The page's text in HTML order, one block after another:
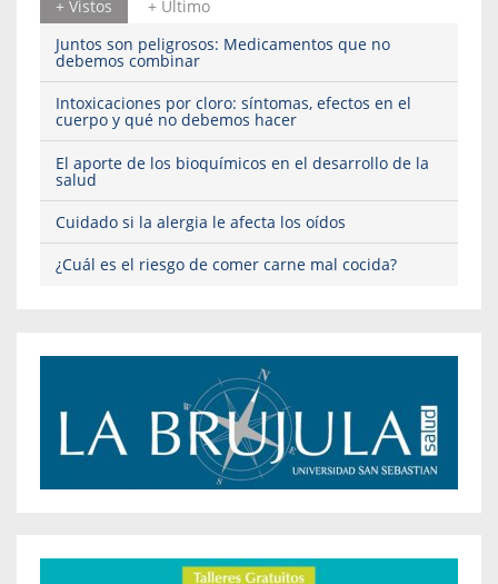
+ Vistos
+ Ultimo
Juntos son peligrosos: Medicamentos que no
debemos combinar
Intoxicaciones por cloro: síntomas, efectos en el
cuerpo y qué no debemos hacer
El aporte de los bioquímicos en el desarrollo de la
salud
Cuidado si la alergia le afecta los oídos
¿Cuál es el riesgo de comer carne mal cocida?